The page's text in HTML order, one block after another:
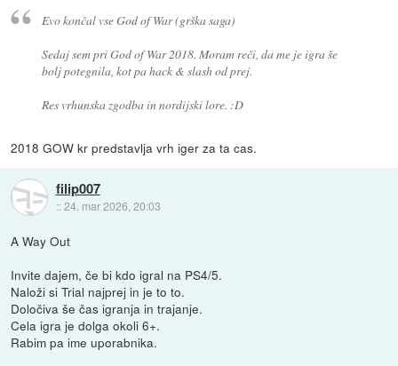
Evo končal vse God of War (grška saga)
Sedaj sem pri God of War 2018. Moram reči, da me je igra še
bolj potegnila, kot pa hack & slash od prej.
Res vrhunska zgodba in nordijski lore. :D
2018 GOW kr predstavlja vrh iger za ta cas.
filip007
::24. mar 2026, 20:03
A Way Out
Invite dajem, če bi kdo igral na PS4/5.
Naloži si Trial najprej in je to to.
Določiva še čas igranja in trajanje.
Cela igra je dolga okoli 6+.
Rabim pa ime uporabnika.